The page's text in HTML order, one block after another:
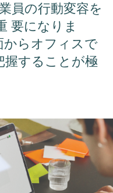
員の行動変容を
要になりま
からオフィスで
握することが極